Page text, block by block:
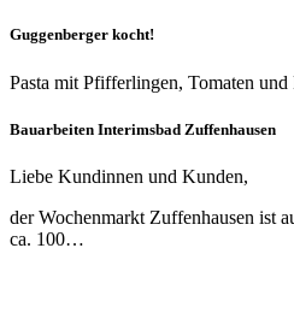
Guggenberger kocht!
Pasta mit Pfifferlingen, Tomaten und
Bauarbeiten Interimsbad Zuffenhausen
Liebe Kundinnen und Kunden,
der Wochenmarkt Zuffenhausen ist
ca. 100…